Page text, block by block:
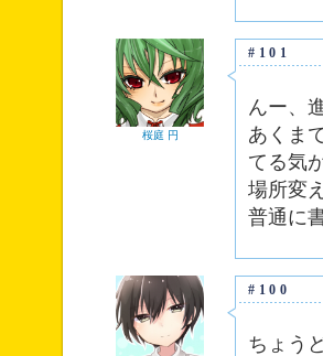
桜庭 円
#101
んー、
あくま
てる気
場所変
普通に
#100
ちょう